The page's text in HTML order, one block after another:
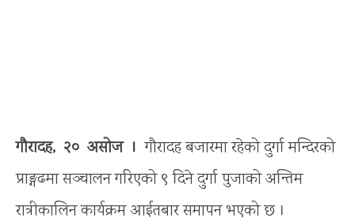
गौरादह, २० असोज । गौरादह बजारमा रहेको दुर्गा मन्दिरको
प्राङ्गढमा सञ्चालन गरिएको ९ दिने दुर्गा पुजाको अन्तिम
रात्रीकालिन कार्यक्रम आईतबार समापन भएको छ ।